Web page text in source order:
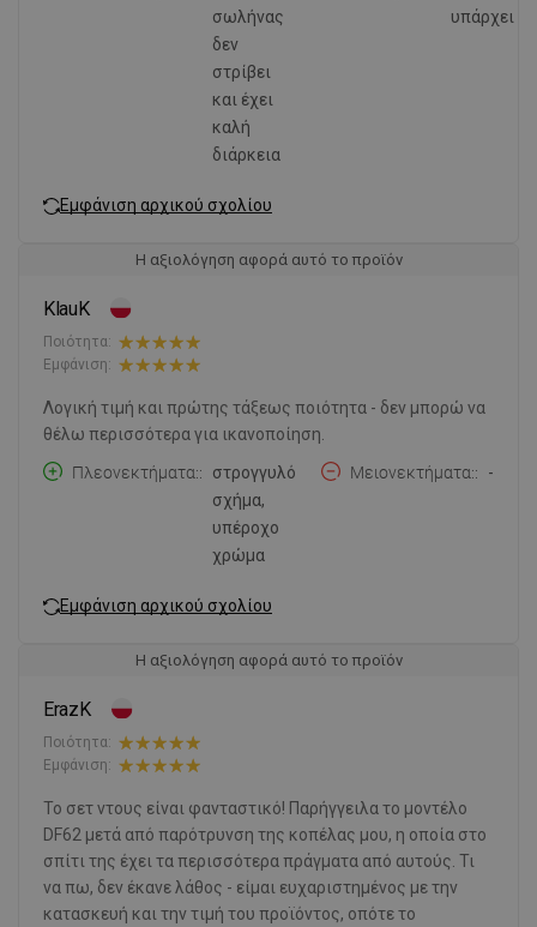
σωλήνας
δεν
στρίβει
και έχει
καλή
διάρκεια
υπάρχει
Εμφάνιση αρχικού σχολίου
Η αξιολόγηση αφορά αυτό το προϊόν
KlauK
Ποιότητα:
Εμφάνιση:
Λογική τιμή και πρώτης τάξεως ποιότητα - δεν μπορώ να
θέλω περισσότερα για ικανοποίηση.
Πλεονεκτήματα:
στρογγυλό
σχήμα,
υπέροχο
χρώμα
Μειονεκτήματα: -
Εμφάνιση αρχικού σχολίου
Η αξιολόγηση αφορά αυτό το προϊόν
ErazK
Ποιότητα:
Εμφάνιση:
Το σετ ντους είναι φανταστικό! Παρήγγειλα το μοντέλο
DF62 μετά από παρότρυνση της κοπέλας μου, η οποία στο
σπίτι της έχει τα περισσότερα πράγματα από αυτούς. Τι
να πω, δεν έκανε λάθος - είμαι ευχαριστημένος με την
κατασκευή και την τιμή του προϊόντος, οπότε το